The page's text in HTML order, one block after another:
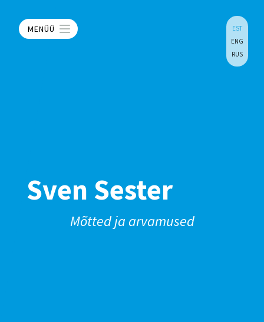
MENÜÜ
EST
ENG
RUS
Sven Sester
Mõtted ja arvamused